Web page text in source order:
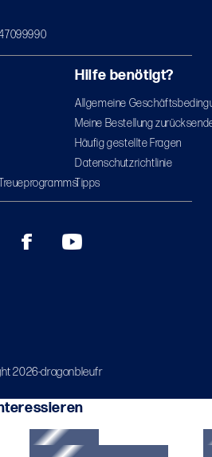
Hilfe benötigt?
Allgemeine
Meine Bestellung
Häufig gestellte Fragen
Datenschutzrichtlinie
Tipps
2026-dragonbleufr